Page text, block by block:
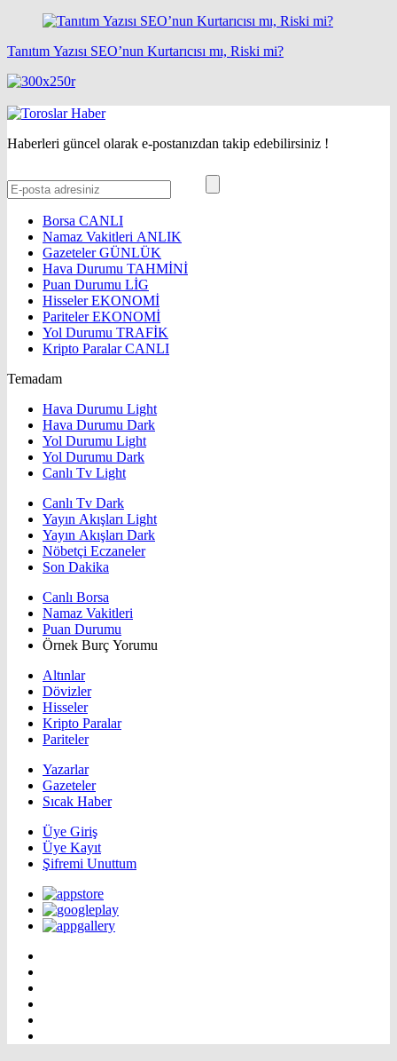
Tanıtım Yazısı SEO’nun Kurtarıcısı mı, Riski mi?
Haberleri güncel olarak e-postanızdan takip edebilirsiniz !
Borsa CANLI
Namaz Vakitleri ANLIK
GazetelerGÜNLÜK
Hava Durumu TAHMİNİ
Puan Durumu LİG
HisselerEKONOMİ
ParitelerEKONOMİ
Yol Durumu TRAFİK
Kripto ParalarCANLI
Temadam
Hava Durumu Light
Hava Durumu Dark
Yol Durumu Light
Yol Durumu Dark
Canlı Tv Light
Canlı Tv Dark
Yayın Akışları Light
Yayın Akışları Dark
Nöbetçi Eczaneler
Son Dakika
Canlı Borsa
Namaz Vakitleri
Puan Durumu
Örnek Burç Yorumu
Altınlar
Dövizler
Hisseler
Kripto Paralar
Pariteler
Yazarlar
Gazeteler
Sıcak Haber
Üye Giriş
Üye Kayıt
Şifremi Unuttum